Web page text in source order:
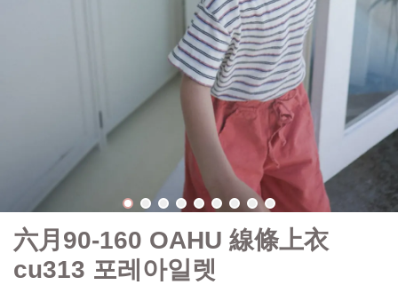
六月90-160 OAHU 線條上衣
cu313 포레아일렛